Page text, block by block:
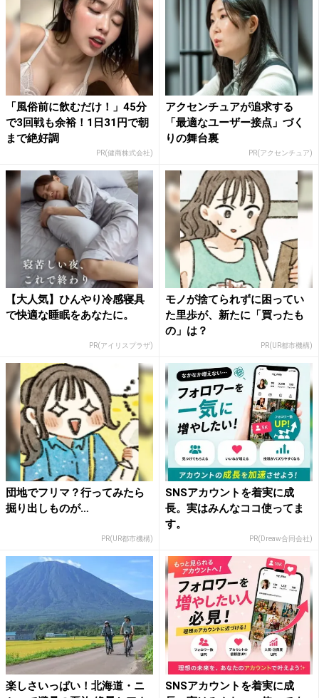
「風俗前に飲むだけ！」45分
で3回戦も余裕！1日31円で朝
まで絶好調
PR(健商株式会社)
アクセンチュアが追求する
「最適なユーザー接点」づく
りの舞台裏
PR(アクセンチュア)
【大人気】ひんやり冷感寝具
で快適な睡眠をあなたに。
PR(アイリスプラザ)
モノが捨てられずに困ってい
た里歩が、新たに「買ったも
の」は？
PR(UR都市機構)
団地でフリマ？行ってみたら
掘り出しものが…
PR(UR都市機構)
SNSアカウントを着実に成
長。実はみんなココ使ってま
す。
PR(Dreaw合同会社)
楽しさいっぱい！北海道・ニ
SNSアカウントを着実に成